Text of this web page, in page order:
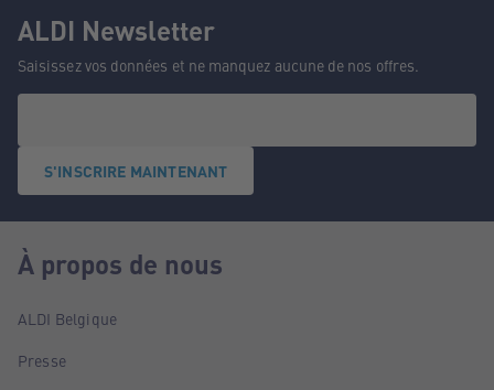
ALDI Newsletter
Saisissez vos données et ne manquez aucune de nos offres.
S'INSCRIRE MAINTENANT
À propos de nous
ALDI Belgique
Presse